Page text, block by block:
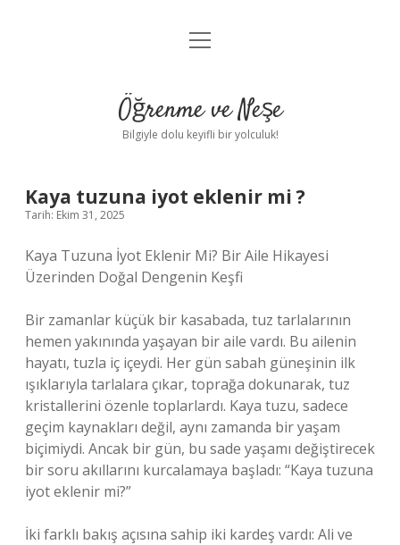
Anasayfa
Yasal Uyarı
menüyü
Öğrenme ve Neşe
Bilgiyle dolu keyifli bir yolculuk!
Kaya tuzuna iyot eklenir mi ?
Tarih: Ekim 31, 2025
Kaya Tuzuna İyot Eklenir Mi? Bir Aile Hikayesi
Üzerinden Doğal Dengenin Keşfi
Bir zamanlar küçük bir kasabada, tuz tarlalarının
hemen yakınında yaşayan bir aile vardı. Bu ailenin
hayatı, tuzla iç içeydi. Her gün sabah güneşinin ilk
ışıklarıyla tarlalara çıkar, toprağa dokunarak, tuz
kristallerini özenle toplarlardı. Kaya tuzu, sadece
geçim kaynakları değil, aynı zamanda bir yaşam
biçimiydi. Ancak bir gün, bu sade yaşamı değiştirecek
bir soru akıllarını kurcalamaya başladı: “Kaya tuzuna
iyot eklenir mi?”
İki farklı bakış açısına sahip iki kardeş vardı: Ali ve